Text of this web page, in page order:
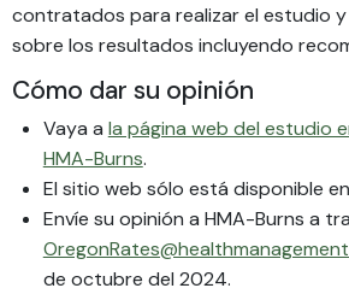
contratados para realizar el estudio
sobre los resultados incluyendo
Cómo dar su opinión
Vaya a la página web del estudio
HMA-Burns.
El sitio web sólo está disponible
Envíe su opinión a HMA-Burns a
de octubre del 2024.